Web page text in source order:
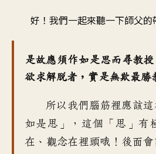
好！我們一起來聽一下師父的
是故應須作如是思而尋教授
欲求解脫者， 實是無欺最勝
2
3
*
所以我們腦筋裡 應該
如是思 」， 這個「思」有
在 、 觀念在裡頭哦 ！ 後面